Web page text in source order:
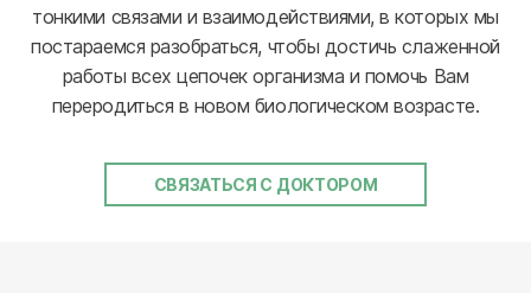
тонкими связами и взаимодействиями, в которых мы
постараемся разобраться, чтобы достичь слаженной
работы всех цепочек организма и помочь Вам
переродиться в новом биологическом возрасте.
СВЯЗАТЬСЯ С ДОКТОРОМ